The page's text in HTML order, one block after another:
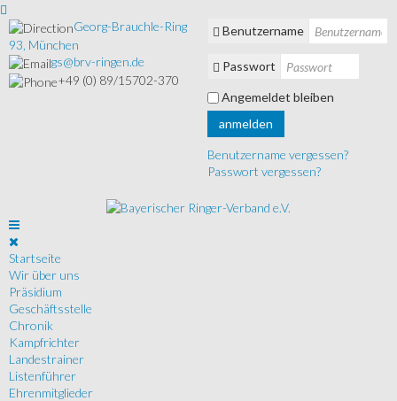
Georg-Brauchle-Ring
93, München
gs@brv-ringen.de
+49 (0) 89/15702-370
Benutzername
Passwort
Angemeldet bleiben
anmelden
Benutzername vergessen?
Passwort vergessen?
Startseite
Wir über uns
Präsidium
Geschäftsstelle
Chronik
Kampfrichter
Landestrainer
Listenführer
Ehrenmitglieder